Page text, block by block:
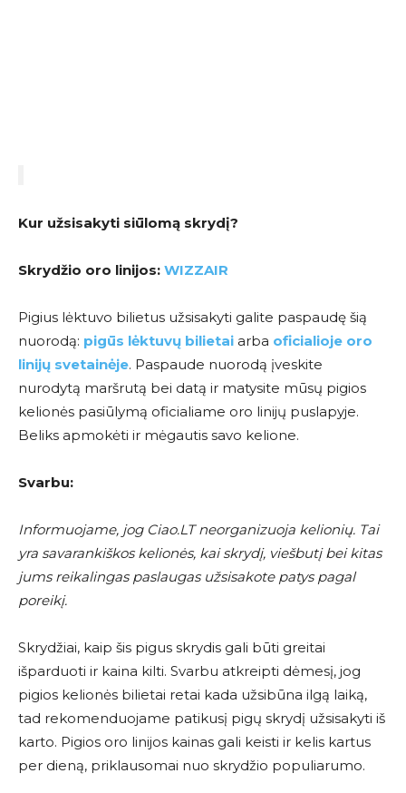
Kur užsisakyti siūlomą skrydį?
Skrydžio oro linijos: WIZZAIR
Pigius lėktuvo bilietus užsisakyti galite paspaudę šią
nuorodą: pigūs lėktuvų bilietai arba oficialioje oro
linijų svetainėje. Paspaude nuorodą įveskite
nurodytą maršrutą bei datą ir matysite mūsų pigios
kelionės pasiūlymą oficialiame oro linijų puslapyje.
Beliks apmokėti ir mėgautis savo kelione.
Svarbu:
Informuojame, jog Ciao.LT neorganizuoja kelionių. Tai
yra savarankiškos kelionės, kai skrydį, viešbutį bei kitas
jums reikalingas paslaugas užsisakote patys pagal
poreikį.
Skrydžiai, kaip šis pigus skrydis gali būti greitai
išparduoti ir kaina kilti. Svarbu atkreipti dėmesį, jog
pigios kelionės bilietai retai kada užsibūna ilgą laiką,
tad rekomenduojame patikusį pigų skrydį užsisakyti iš
karto. Pigios oro linijos kainas gali keisti ir kelis kartus
per dieną, priklausomai nuo skrydžio populiarumo.